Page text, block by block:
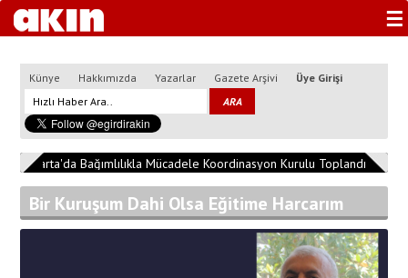
☰
Künye Hakkımızda Yazarlar Gazete Arşivi Üye Girişi
Isparta'da Bağımlılıkla Mücadele Koordinasyon Kurulu Toplandı
Bir Kuruşum Dahi Olsa Eğitime Harcarım